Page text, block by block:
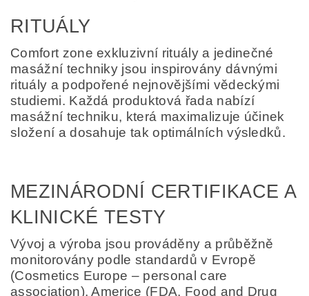
RITUÁLY
Comfort zone exkluzivní rituály a jedinečné
masážní techniky jsou inspirovány dávnými
rituály a podpořené nejnovějšími vědeckými
studiemi. Každá produktová řada nabízí
masážní techniku, která maximalizuje účinek
složení a dosahuje tak optimálních výsledků.
MEZINÁRODNÍ CERTIFIKACE A
KLINICKÉ TESTY
Vývoj a výroba jsou prováděny a průběžně
monitorovány podle standardů v Evropě
(Cosmetics Europe – personal care
association), Americe (FDA, Food and Drug